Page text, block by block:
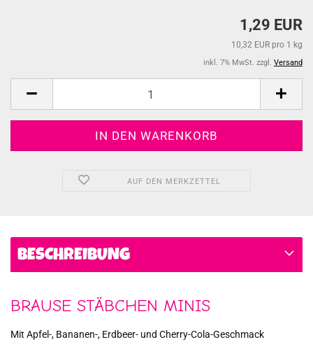
1,29 EUR
10,32 EUR pro 1 kg
inkl. 7% MwSt. zzgl. Versand
AUF DEN MERKZETTEL
BESCHREIBUNG
BRAUSE STÄBCHEN MINIS
Mit Apfel-, Bananen-, Erdbeer- und Cherry-Cola-Geschmack